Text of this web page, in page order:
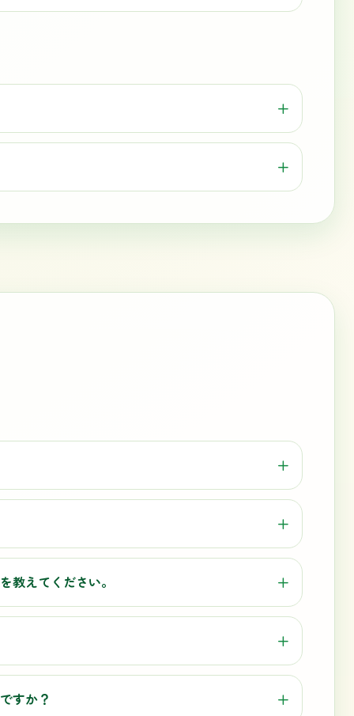
教えてください。
すか？